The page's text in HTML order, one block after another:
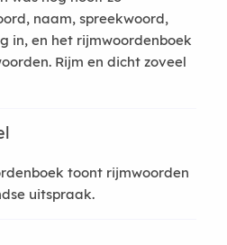
naam, spreekwoord,
in, en het rijmwoordenboek
Rijm en dicht zoveel
toont rijmwoorden
uitspraak.